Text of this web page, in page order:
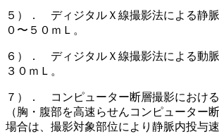
５）． ディジタルＸ線撮影法による静
０〜５０ｍＬ。
６）． ディジタルＸ線撮影法による動
３０ｍＬ。
７）． コンピューター断層撮影におけ
（胸・腹部を高速らせんコンピューター
場合は、撮影対象部位により静脈内投与速